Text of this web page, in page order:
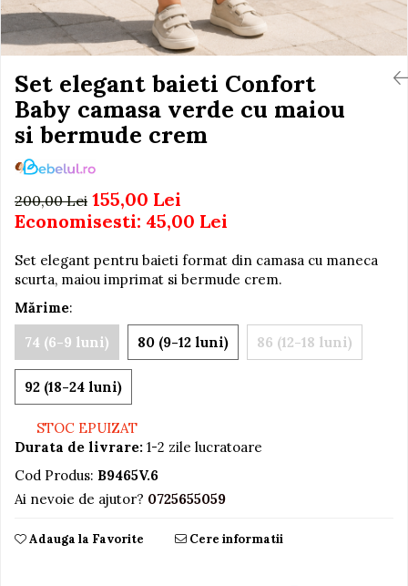
Jucarii de baie
Seturi de frumusete
Caluti balansoar
Interactive, educative si
muzicale
Ateliere si unelte
Blocuri de constructie
Creative
Electrocasnice si bucatarii
Fotolii gonflabile
Jocuri de indemanare
Jocuri sportive
Jucarii educative din lemn
Muzica si instrumente
Plastilina
Ingrijire cosmetica mamici
Perioada Alaptarii
Perioada Sarcinii
Pompe de san
Sisteme De Purtare
Set elegant baieti Confort
Baby camasa verde cu maiou
si bermude crem
200,00 Lei 155,00 Lei
Economisesti: 45,00 Lei
Set elegant pentru baieti format din camasa cu maneca
scurta, maiou imprimat si bermude crem.
Mărime:
74 (6-9 luni)
80 (9-12 luni) 86 (12-18 luni)
92 (18-24 luni)
STOC EPUIZAT
Durata de livrare: 1-2 zile lucratoare
Cod Produs: B9465V.6
Ai nevoie de ajutor? 0725655059
Adauga la Favorite Cere informatii